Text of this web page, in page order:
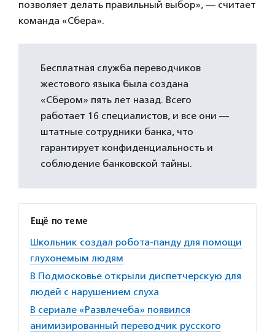
позволяет делать правильный выбор», — считает
команда «Сбера».
Бесплатная служба переводчиков
жестового языка была создана
«Сбером» пять лет назад. Всего
работает 16 специалистов, и все они —
штатные сотрудники банка, что
гарантирует конфиденциальность и
соблюдение банковской тайны.
Ещё по теме
Школьник создал робота-панду для помощи
глухонемым людям
В Подмосковье открыли диспетчерскую для
людей с нарушением слуха
В сериале «Развлечеба» появился
анимизированный переводчик русского